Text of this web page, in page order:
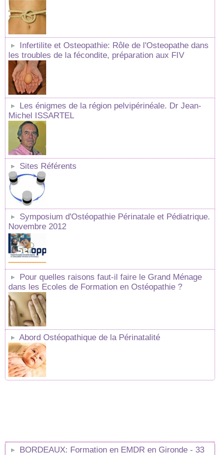
Infertilite et Osteopathie: Rôle de l'Osteopathe dans
les troubles de la fécondite, préparation aux FIV
Les énigmes de la région pelvipérinéale. Dr Jean-
Michel ISSARTEL
Sites Référents
Symposium d'Ostéopathie Périnatale et Pédiatrique.
Novembre 2012
Pour quelles raisons faut-il faire le Grand Ménage
dans les Ecoles de Formation en Ostéopathie ?
Abord Ostéopathique de la Périnatalité
BORDEAUX: Formation en EMDR en Gironde - 33